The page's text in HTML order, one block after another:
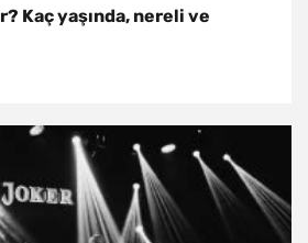
Kaç yaşında, nereli ve